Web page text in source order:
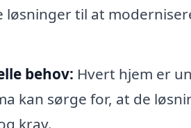
til at
behov: Hvert hjem er
kan sørge for, at de
krav.